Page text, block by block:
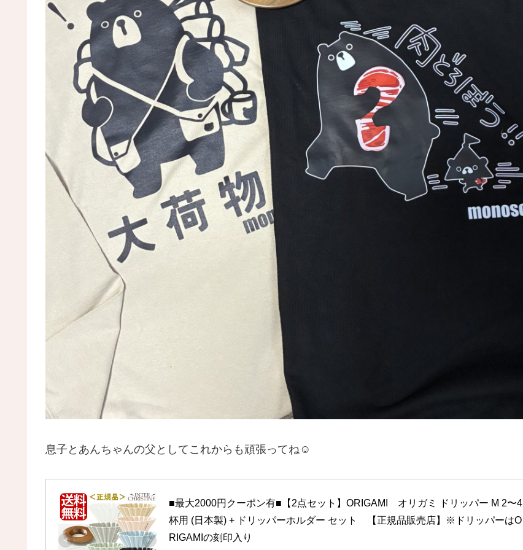
息子とあんちゃんの父としてこれからも頑張ってね☺️
■最大2000円クーポン有■【2点セット】ORIGAMI　オリガミ ドリッパー M 2〜4
杯用 (日本製) + ドリッパーホルダー セット　【正規品販売店】※ドリッパーはO
RIGAMIの刻印入り